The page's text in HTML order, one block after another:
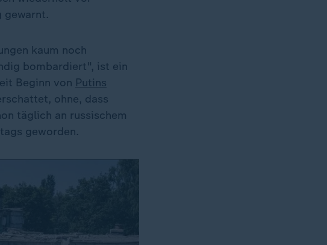
gewarnt.
kaum noch
bombardiert", ist ein
Beginn von Putins
ohne, dass
täglich an russischem
geworden.